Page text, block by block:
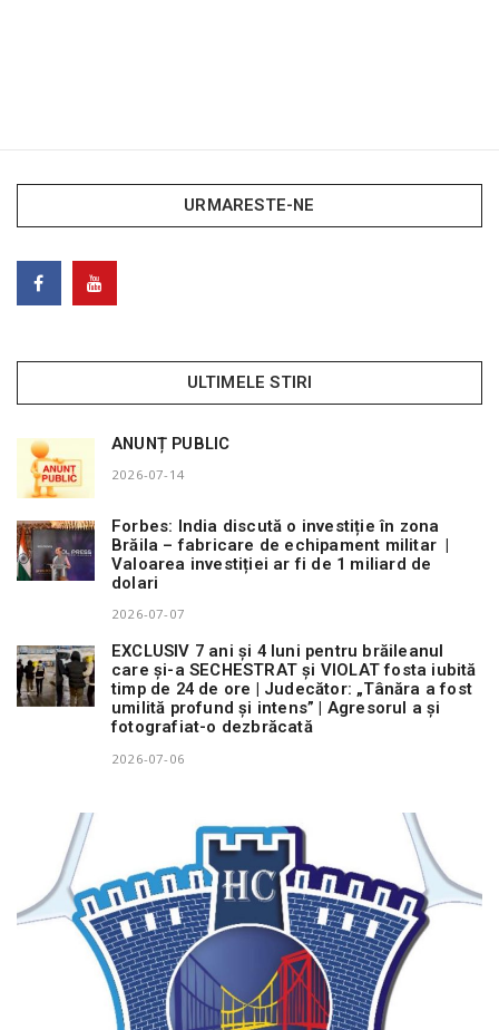
URMARESTE-NE
ULTIMELE STIRI
ANUNȚ PUBLIC
2026-07-14
Forbes: India discută o investiție în zona
Brăila – fabricare de echipament militar |
Valoarea investiției ar fi de 1 miliard de
dolari
2026-07-07
EXCLUSIV 7 ani și 4 luni pentru brăileanul
care și-a SECHESTRAT și VIOLAT fosta iubită
timp de 24 de ore | Judecător: „Tânăra a fost
umilită profund și intens” | Agresorul a și
fotografiat-o dezbrăcată
2026-07-06